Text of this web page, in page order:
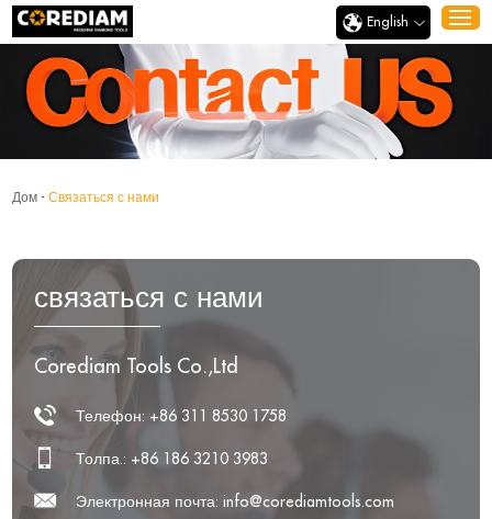
English
Дом -Связаться с нами
связаться с нами
Corediam Tools Co.,Ltd
Телефон: +86 311 8530 1758
Толпа.: +86 186 3210 3983
Электронная почта:info@corediamtools.com